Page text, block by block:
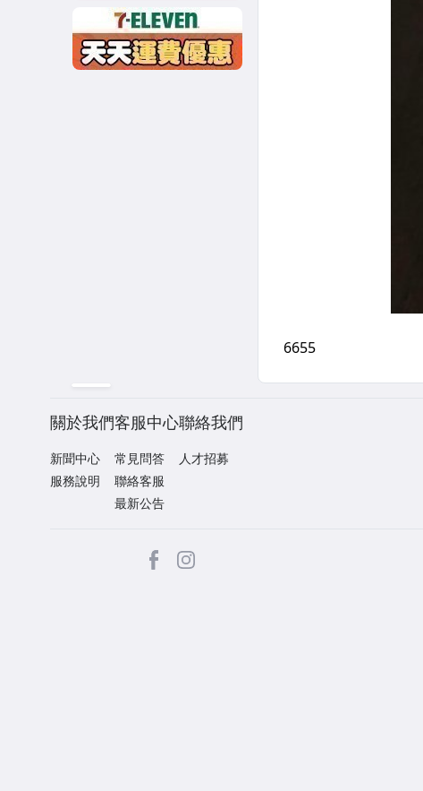
關於我們
新聞中心
服務說明
客服中心
常見問答
聯絡客服
最新公告
聯絡我們
人才招募
facebook